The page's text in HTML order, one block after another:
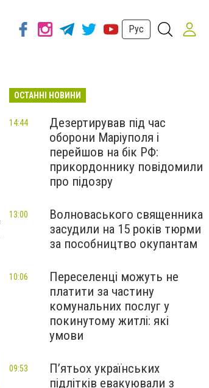
Рус
ОСТАННІ НОВИНИ
Дезертирував під час
оборони Маріуполя і
перейшов на бік РФ:
прикордоннику повідомили
про підозру
14:44
Волноваського священника
засудили на 15 років тюрми
за пособництво окупантам
13:00
Переселенці можуть не
платити за частину
комунальних послуг у
покинутому житлі: які
умови
10:06
П’ятьох українських
підлітків евакуювали з
09:53